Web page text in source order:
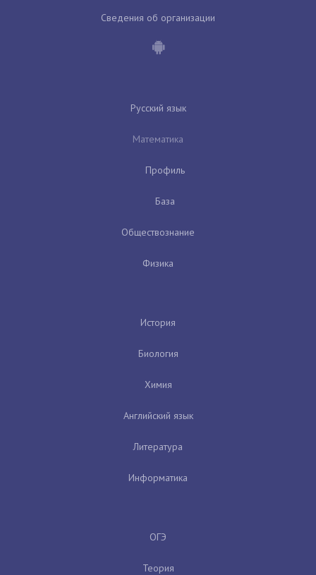
Сведения об организации
Русский язык
Математика
Профиль
База
Обществознание
Физика
История
Биология
Химия
Английский язык
Литература
Информатика
ОГЭ
Теория